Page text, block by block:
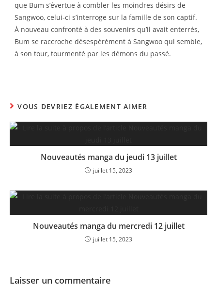
que Bum s’évertue à combler les moindres désirs de
Sangwoo, celui-ci s’interroge sur la famille de son captif.
À nouveau confronté à des souvenirs qu’il avait enterrés,
Bum se raccroche désespérément à Sangwoo qui semble,
à son tour, tourmenté par les démons du passé.
VOUS DEVRIEZ ÉGALEMENT AIMER
Nouveautés manga du jeudi 13 juillet
juillet 15, 2023
Nouveautés manga du mercredi 12 juillet
juillet 15, 2023
Laisser un commentaire